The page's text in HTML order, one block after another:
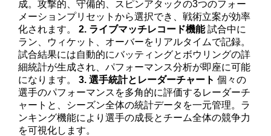
成。攻撃的、守備的、スピンアタックの3つのフォー
メーションプリセットから選択でき、戦術立案が効率
化されます。2. ライブマッチレコード機能試合中に
ラン、ウィケット、オーバーをリアルタイムで記録。
試合結果には自動的にバッティングとボウリングの詳
細統計が生成され、パフォーマンス分析が即座に可能
になります。3. 選手統計とレーダーチャート 個々の
選手のパフォーマンスを多角的に評価するレーダーチ
ャートと、シーズン全体の統計データを一元管理。ラ
ンキング機能により選手の成長とチーム全体の競争力
を可視化します。